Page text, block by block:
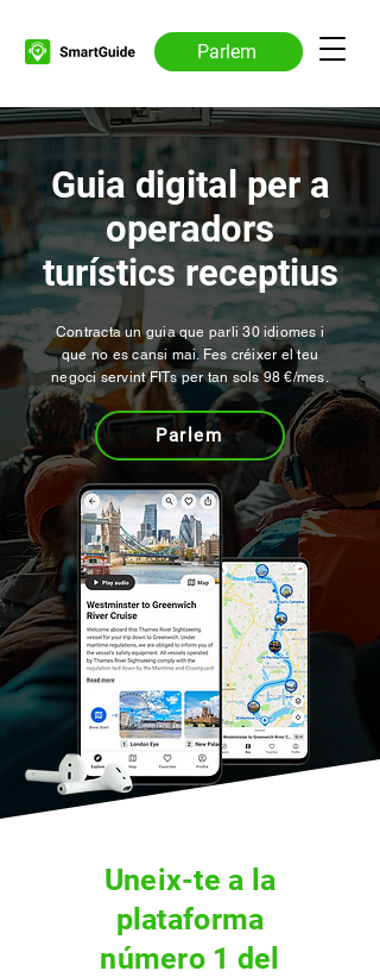
Parlem
Guia digital per a
operadors
turístics receptius
Contracta un guia que parli 30 idiomes i
que no es cansi mai. Fes créixer el teu
negoci servint FITs per tan sols 98 €/mes.
Parlem
Uneix-te a la
plataforma
número 1 del